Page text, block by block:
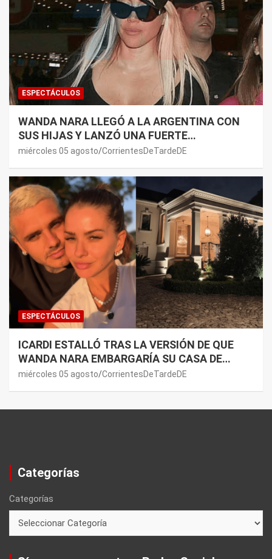
ESPECTÁCULOS
WANDA NARA LLEGÓ A LA ARGENTINA CON
SUS HIJAS Y LANZÓ UNA FUERTE
PREMONICIÓN SOBRE MAURO ICARDI
miércoles 05 agosto CorrientesDeTardeDE
ESPECTÁCULOS
ICARDI ESTALLÓ TRAS LA VERSIÓN DE QUE
WANDA NARA EMBARGARÍA SU CASA DE
NORDELTA: “NECESITAN RASCAR DE ALGÚN
miércoles 05 agosto CorrientesDeTardeDE
Categorías
Categorías